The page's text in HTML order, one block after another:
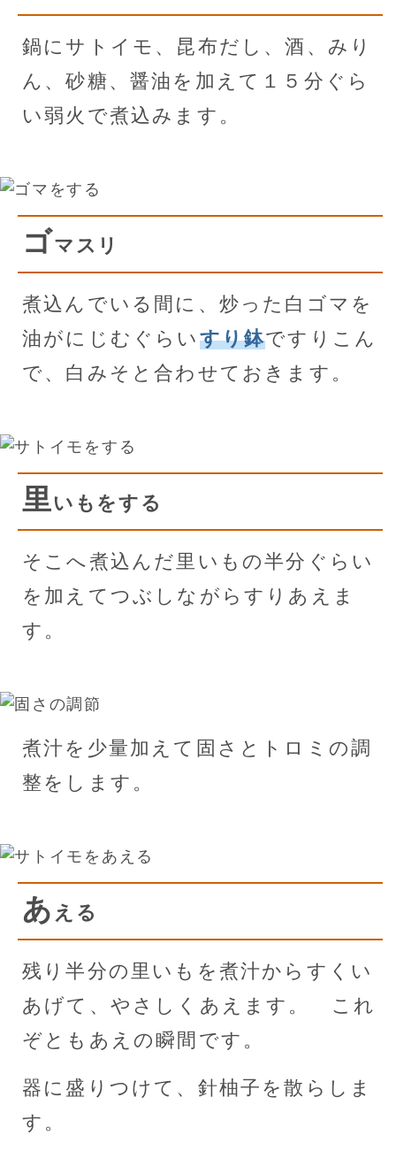
鍋にサトイモ、昆布だし、酒、みり
ん、砂糖、醤油を加えて１５分ぐら
い弱火で煮込みます。
ゴマスリ
煮込んでいる間に、炒った白ゴマを
油がにじむぐらい すり鉢ですりこん
で、白みそと合わせておきます。
里いもをする
そこへ煮込んだ里いもの半分ぐらい
を加えてつぶしながらすりあえま
す。
煮汁を少量加えて固さとトロミの調
整をします。
あ える
残り半分の里いもを煮汁からすくい
あげて、やさしくあえます。 これ
ぞともあえの瞬間です。
器に盛りつけて、針柚子を散らしま
す。